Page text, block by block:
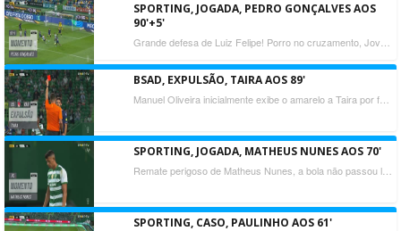
SPORTING, JOGADA, PEDRO GONÇALVES AOS
90'+5'
BSAD, EXPULSÃO, TAIRA AOS 89'
SPORTING, JOGADA, MATHEUS NUNES AOS 70'
SPORTING, CASO, PAULINHO AOS 61'